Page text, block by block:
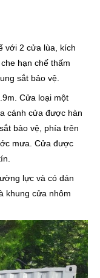
với 2 cửa lùa, kích
hạn chế thấm
sắt bảo vệ.
Cửa loại một
cánh cửa được hàn
bảo vệ, phía trên
mưa. Cửa được
lực và có dán
khung cửa nhôm